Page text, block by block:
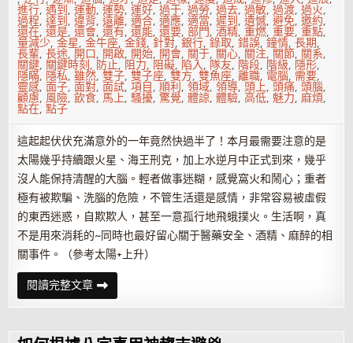
進行,遇到,運動,運勢,運好,過于,過勞,過去,過敏,過渡,過火,
過程,達到,違背,遠離,適合,適應,適當,遲到,遺憾,避免,邀約,
還在,還是,還會,還有,還能,還要,部門,酒精,重燃,重要,重點,
量減少,金星,金牛座,金錢, 針對,銀行,錄取,錯誤,鐘情,長期,
長輩,長途, 開口, 開啟, 開始, 開會, 關于, 關心, 關注, 關節, 關系,
關鍵, 關鍵時刻, 防止, 阻力, 阻礙, 陷入, 隊友, 階段, 階級, 隱形,
隱瞞, 隱私,雖然,雙子,雙子座,雙方,雙魚座,離職, 電腦, 需要,
靈感,面子,面對,面試,項目,順利,領域,領導,頭上,頭痛,頭腦,
顧慮, 風險,飲食, 馬上,騷擾,驚覺,體諒,體驗,高低, 魅力,麻煩,
點在,點子
這起起伏伏充滿意外的一年竟然快過半了！本月最需要注意的是
太陽幾乎持續跟火星、海王刑克，加上水逆月中正式到來，幾乎
沒人能保持清醒的大腦。輕者做事迷糊，感覺窩火和鬧心；重者
極有被欺騙、洗腦的危險，不管生活還是感情，非常容易被虛假
的東西迷惑，自欺欺人，甚至一意孤行地飛蛾撲火。生活啊，真
不是用來消耗的~同時也最好留心關于醫藥安全、酒精、麻醉的相
關事件。（參考太陽+上升）
閱讀完整文章6
月
運
來
了！